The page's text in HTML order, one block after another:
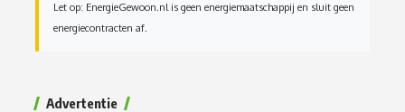
Let op: EnergieGewoon.nl is geen energiemaatschappij en sluit geen
energiecontracten af.
Advertentie